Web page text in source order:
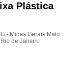
Plástica
- Minas Gerais Mato
Rio de Janeiro